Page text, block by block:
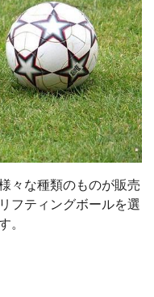
々な種類のものが販売
フティングボールを選
。